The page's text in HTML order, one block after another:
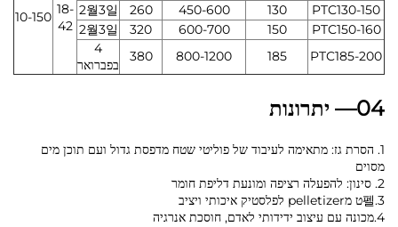
18-
42
10-150
PTC130-150
130
450-600
260
2월3일
PTC150-160
150
600-700
320
2월3일
PTC185-200
185
800-1200
380
4
בפברואר
04— יתרונות
1. הסרת גז: מתאימה לעיבוד של פוליטי שטח מדפסת גדול ועם תוכן מים
מסוים
2. סינון: להפעלה רציפה ומונעת דליפת חומר
3.펠ט מpelletizer לפלסטיק איכותי ויציב
4.מכונה עם עיצוב ידידותי לאדם, חוסכת אנרגיה